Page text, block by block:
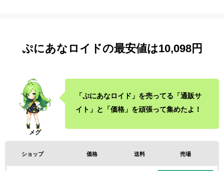
ぷにあなロイドの最安値は10,098円
「ぷにあなロイド」を売ってる「通販サ
イト」と「価格」を頑張って集めたよ！
ショップ 価格 送料 売場